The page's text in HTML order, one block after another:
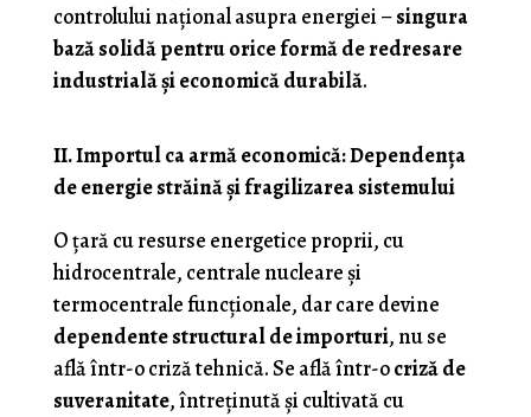
controlului național asupra energiei –singura
bază solidă pentru orice formă de redresare
industrială și economică durabilă.
II. Importul ca armă economică: Dependența
de energie străină și fragilizarea sistemului
O țară cu resurse energetice proprii, cu
hidrocentrale, centrale nucleare și
termocentrale funcționale, dar care devine
dependente structural de importuri, nu se
află într-o criză tehnică. Se află într-ocriză de
suveranitate, întreținută și cultivată cu